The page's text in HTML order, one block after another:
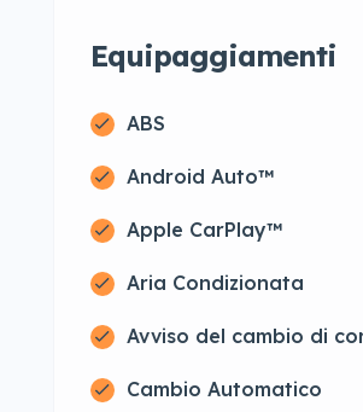
Equipaggiamenti
ABS
Android Auto™
Apple CarPlay™
Aria Condizionata
Avviso del cambio di
Cambio Automatico